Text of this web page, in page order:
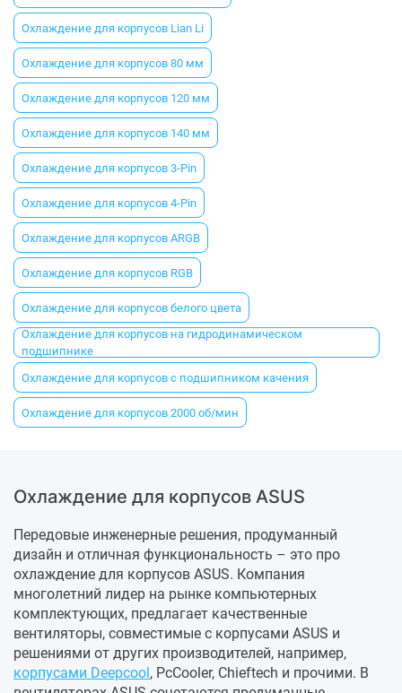
Охлаждение для корпусов Lian Li
Охлаждение для корпусов 80 мм
Охлаждение для корпусов 120 мм
Охлаждение для корпусов 140 мм
Охлаждение для корпусов 3-Pin
Охлаждение для корпусов 4-Pin
Охлаждение для корпусов ARGB
Охлаждение для корпусов RGB
Охлаждение для корпусов белого цвета
Охлаждение для корпусов на гидродинамическом
подшипнике
Охлаждение для корпусов с подшипником качения
Охлаждение для корпусов 2000 об/мин
Охлаждение для корпусов ASUS
Передовые инженерные решения, продуманный
дизайн и отличная функциональность – это про
охлаждение для корпусов ASUS. Компания
многолетний лидер на рынке компьютерных
комплектующих, предлагает качественные
вентиляторы, совместимые с корпусами ASUS и
решениями от других производителей, например,
корпусами Deepcool , PcCooler, Chieftech и прочими. В